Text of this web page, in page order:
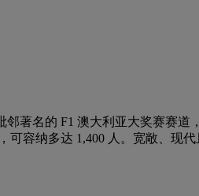
著名的 F1 澳大利亚大奖赛赛
容纳多达 1,400 人。宽敞、现